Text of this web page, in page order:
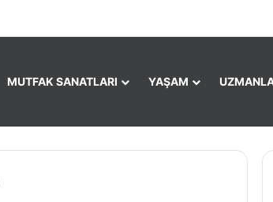
MUTFAK SANATLARI YAŞAM